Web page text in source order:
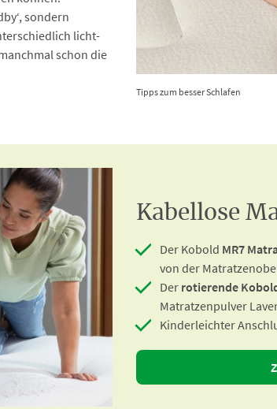
sondern
licht-
schon die
Tipps zum besser Schlafen
Kabellose
Der Kobold MR7
von der
Der rotierende
Matratzenpulver
Kinderleichter